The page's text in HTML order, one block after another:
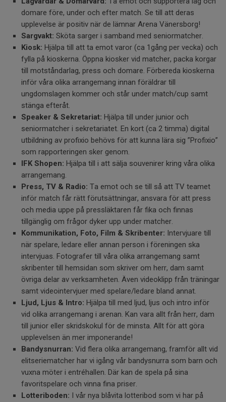
domare före, under och efter match. Se till att deras
upplevelse är positiv när de lämnar Arena Vänersborg!
Sargvakt: Sköta sarger i samband med seniormatcher.
Kiosk: Hjälpa till att ta emot varor (ca 1gång per vecka) och
fylla på kioskerna. Öppna kiosker vid matcher, packa korgar
till motståndarlag, press och domare. Förbereda kioskerna
inför våra olika arrangemang innan föräldrar till
ungdomslagen kommer och står under match/cup samt
stänga efteråt.
Speaker & Sekretariat: Hjälpa till under junior och
seniormatcher i sekretariatet. En kort (ca 2 timma) digital
utbildning av profixio behövs för att kunna lära sig ”Profixio”
som rapporteringen sker genom.
IFK Shopen: Hjälpa till i att sälja souvenirer kring våra olika
arrangemang.
Press, TV & Radio: Ta emot och se till så att TV teamet
inför match får rätt förutsättningar, ansvara för att press
och media uppe på pressläktaren får fika och finnas
tillgänglig om frågor dyker upp under matcher.
Kommunikation, Foto, Film & Skribenter: Intervjuare till
när spelare, ledare eller annan person i föreningen ska
intervjuas. Fotografer till våra olika arrangemang samt
skribenter till hemsidan som skriver om herr, dam samt
övriga delar av verksamheten. Även videoklipp från träningar
samt videointervjuer med spelare/ledare bland annat.
Ljud, Ljus & Intro: Hjälpa till med ljud, ljus och intro inför
vid olika arrangemang i arenan. Kan vara allt från herr, dam
till junior eller skridskokul för de minsta. Allt för att göra
upplevelsen än mer imponerande!
Bandysnurran: Vid flera olika arrangemang, framför allt vid
elitseriematcher har vi igång vår bandysnurra som barn och
vuxna möter i entréhallen. Där kan de spela på sina
favoritspelare och vinna fina priser.
Lotteriboden: I vår nya blåvita lotteribod som vi har på